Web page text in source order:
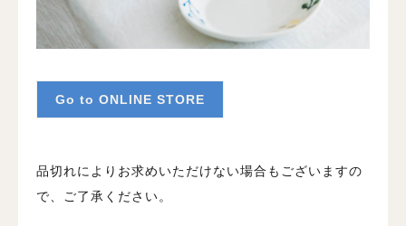
Go to ONLINE STORE
品切れによりお求めいただけない場合もございますの
で、ご了承ください。